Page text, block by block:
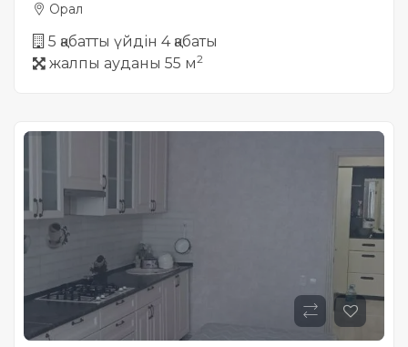
Орал
5 қабатты үйдін 4 қабаты
жалпы ауданы 55 м2